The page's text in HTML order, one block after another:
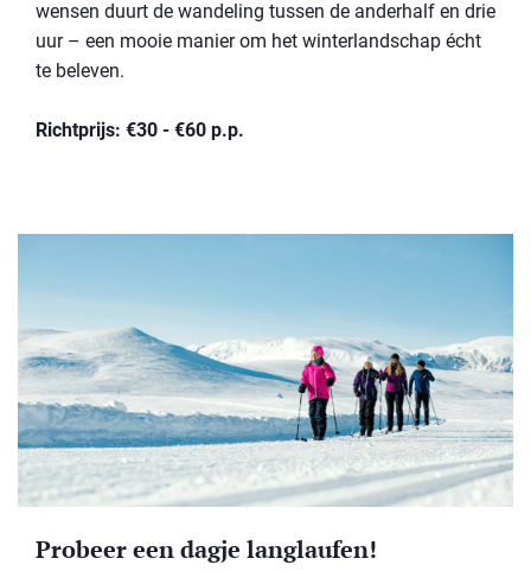
wensen duurt de wandeling tussen de anderhalf en drie
uur – een mooie manier om het winterlandschap écht
te beleven.
Richtprijs: €30 - €60 p.p.
Probeer een dagje langlaufen!